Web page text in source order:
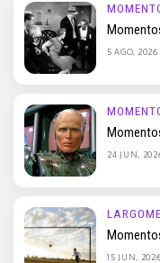
5 AGO, 2026
24 JUN,
15 JUN, 2026